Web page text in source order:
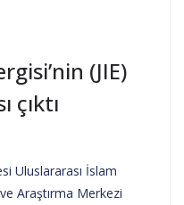
(JIE)
çıktı
Uluslararası İslam
Araştırma Merkezi